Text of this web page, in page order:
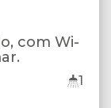
com Wi-
1